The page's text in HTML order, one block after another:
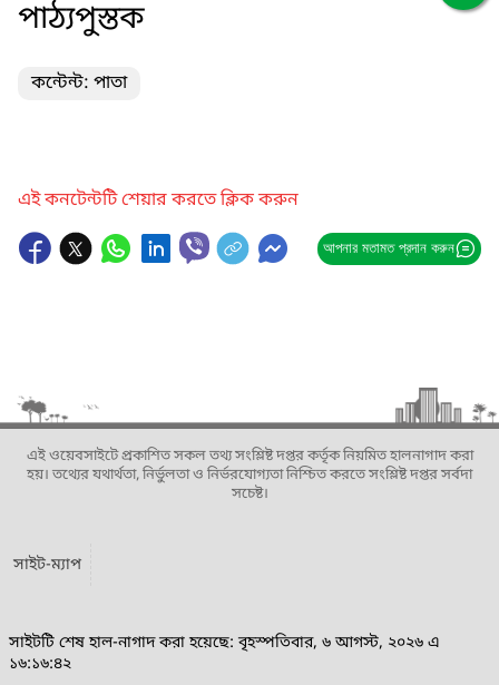
পাঠ্যপুস্তক
কন্টেন্ট: পাতা
এই কনটেন্টটি শেয়ার করতে ক্লিক করুন
আপনার মতামত প্রদান করুন
এই ওয়েবসাইটে প্রকাশিত সকল তথ্য সংশ্লিষ্ট দপ্তর কর্তৃক নিয়মিত হালনাগাদ করা
হয়। তথ্যের যথার্থতা, নির্ভুলতা ও নির্ভরযোগ্যতা নিশ্চিত করতে সংশ্লিষ্ট দপ্তর সর্বদা
সচেষ্ট।
সাইট-ম্যাপ
সাইটটি শেষ হাল-নাগাদ করা হয়েছে: বৃহস্পতিবার, ৬ আগস্ট, ২০২৬ এ
১৬:১৬:৪২